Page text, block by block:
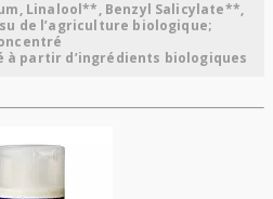
Linalool**, Benzyl Salicylate**,
de l’agriculture biologique;
partir d’ingrédients biologiques